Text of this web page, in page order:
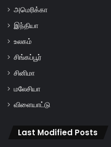
அமெரிக்கா
இந்தியா
உலகம்
சிங்கப்பூர்
சினிமா
மலேசியா
விளையாட்டு
Last Modified Posts